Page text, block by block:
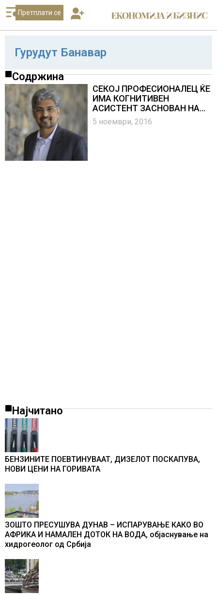
Претплати се
Гурудут Банавар
Содржина
СЕКОЈ ПРОФЕСИОНАЛЕЦ ЌЕ
ИМА КОГНИТИВЕН
АСИСТЕНТ ЗАСНОВАН НА
ВЕШТАЧКА
ИНТЕЛИГЕНЦИЈА
5 ноември, 2016
Најчитано
БЕНЗИНИТЕ ПОЕВТИНУВААТ, ДИЗЕЛОТ ПОСКАПУВА,
НОВИ ЦЕНИ НА ГОРИВАТА
ЗОШТО ПРЕСУШУВА ДУНАВ – ИСПАРУВАЊЕ КАКО ВО
АФРИКА И НАМАЛЕН ДОТОК НА ВОДА, објаснување на
хидрогеолог од Србија